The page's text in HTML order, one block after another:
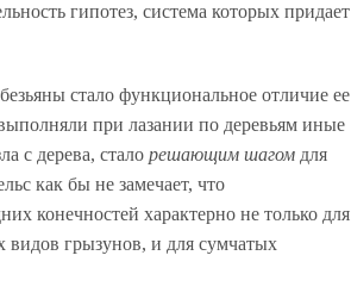
гипотез, система которых придает
стало функциональное отличие ее
при лазании по деревьям иные
с дерева, стало решающим шагом для
как бы не замечает, что
конечностей характерно не только для
видов грызунов, и для сумчатых